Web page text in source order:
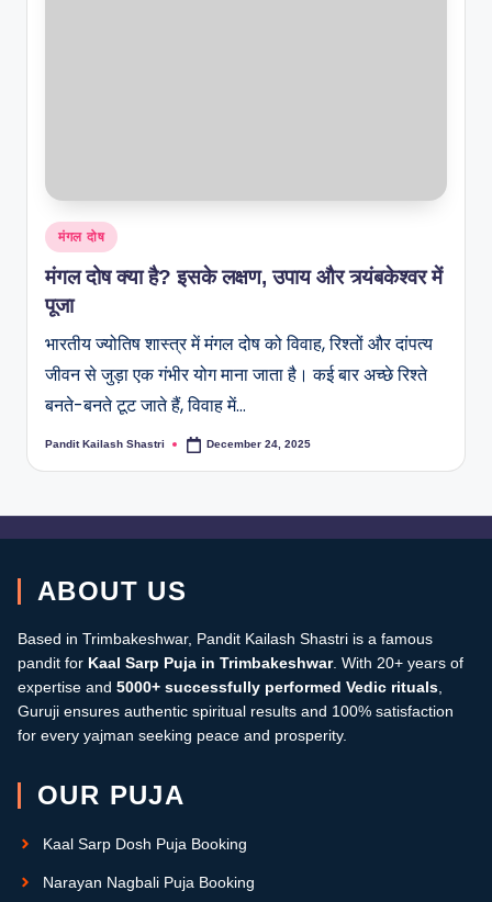
मंगल दोष
मंगल दोष क्या है? इसके लक्षण, उपाय और त्र्यंबकेश्वर में
पूजा
भारतीय ज्योतिष शास्त्र में मंगल दोष को विवाह, रिश्तों और दांपत्य
जीवन से जुड़ा एक गंभीर योग माना जाता है। कई बार अच्छे रिश्ते
बनते-बनते टूट जाते हैं, विवाह में…
Pandit Kailash Shastri December 24, 2025
ABOUT US
Based in Trimbakeshwar, Pandit Kailash Shastri is a famous
pandit for Kaal Sarp Puja in Trimbakeshwar. With 20+ years of
expertise and 5000+ successfully performed Vedic rituals
Guruji ensures authentic spiritual results and 100% satisfaction
for every yajman seeking peace and prosperity.
OUR PUJA
Kaal Sarp Dosh Puja Booking
Narayan Nagbali Puja Booking